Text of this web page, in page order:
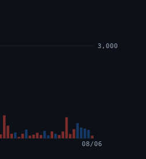
3,000
08/06